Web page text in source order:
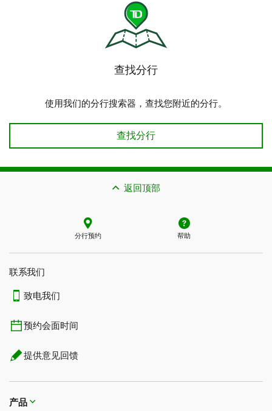
查找分行
使用我们的分行搜索器，查找您附近的分行。
查找分行
返回顶部
分行预约 帮助
联系我们​​​​​​​
致电我们
预约会面时间
提供意见回馈
产品